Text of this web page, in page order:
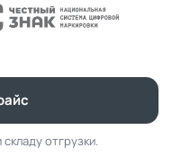
отгрузки.